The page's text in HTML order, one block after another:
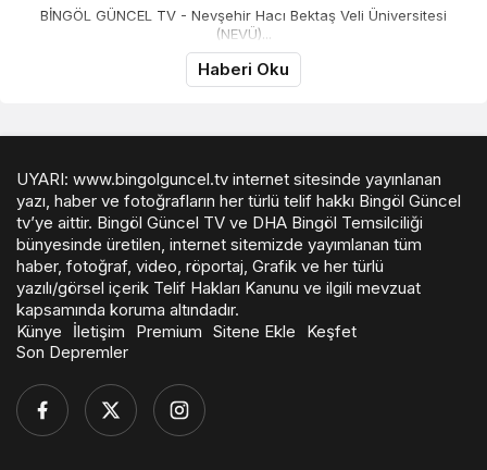
BİNGÖL GÜNCEL TV - Nevşehir Hacı Bektaş Veli Üniversitesi
(NEVÜ)...
Haberi Oku
UYARI: www.bingolguncel.tv internet sitesinde yayınlanan
yazı, haber ve fotoğrafların her türlü telif hakkı Bingöl Güncel
tv’ye aittir. Bingöl Güncel TV ve DHA Bingöl Temsilciliği
bünyesinde üretilen, internet sitemizde yayımlanan tüm
haber, fotoğraf, video, röportaj, Grafik ve her türlü
yazılı/görsel içerik Telif Hakları Kanunu ve ilgili mevzuat
kapsamında koruma altındadır.
Künye
İletişim Premium Sitene Ekle
Keşfet
Son Depremler